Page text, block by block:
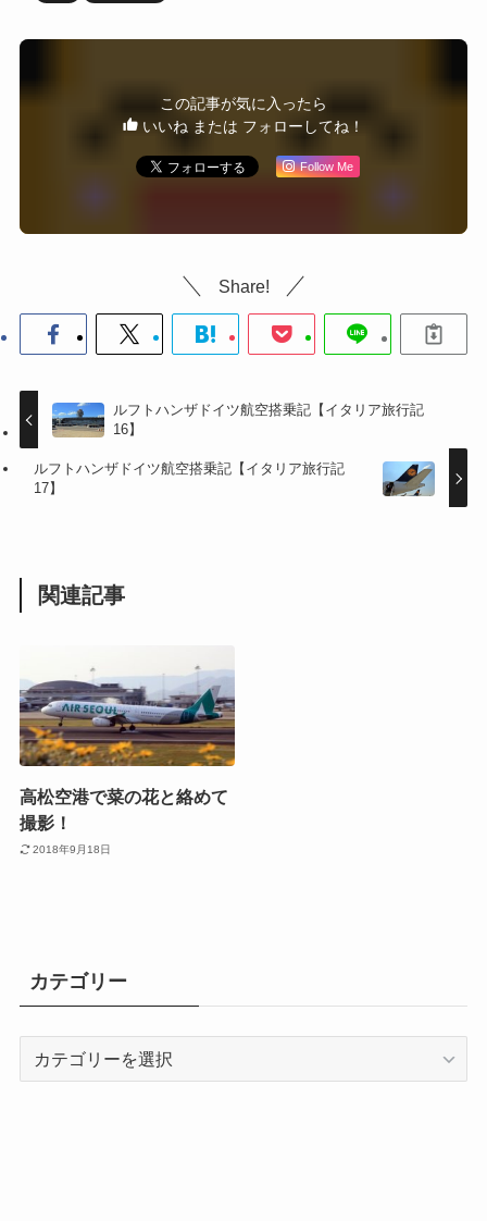
この記事が気に入ったら
いいね または フォローしてね！
Follow Me
Share!
ルフトハンザドイツ航空搭乗記【イタリア旅行記
16】
ルフトハンザドイツ航空搭乗記【イタリア旅行記
17】
関連記事
高松空港で菜の花と絡めて
撮影！
2018年9月18日
カテゴリー